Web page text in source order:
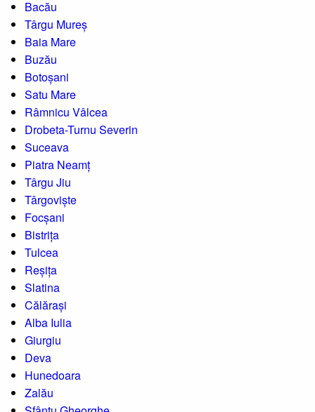
Bacău
Târgu Mureș
Baia Mare
Buzău
Botoșani
Satu Mare
Râmnicu Vâlcea
Drobeta-Turnu Severin
Suceava
Piatra Neamț
Târgu Jiu
Târgoviște
Focșani
Bistrița
Tulcea
Reșița
Slatina
Călărași
Alba Iulia
Giurgiu
Deva
Hunedoara
Zalău